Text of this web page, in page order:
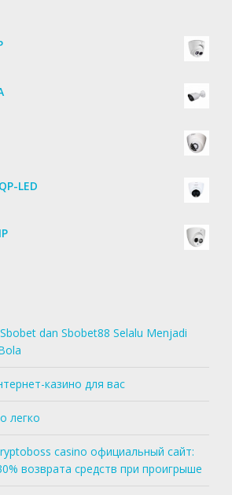
LED
dan Sbobet88 Selalu Menjadi
казино для вас
легко
casino официальный сайт:
возврата средств при проигрыше